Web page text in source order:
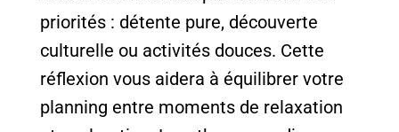
priorités : détente pure, découverte
culturelle ou activités douces. Cette
réflexion vous aidera à équilibrer votre
planning entre moments de relaxation